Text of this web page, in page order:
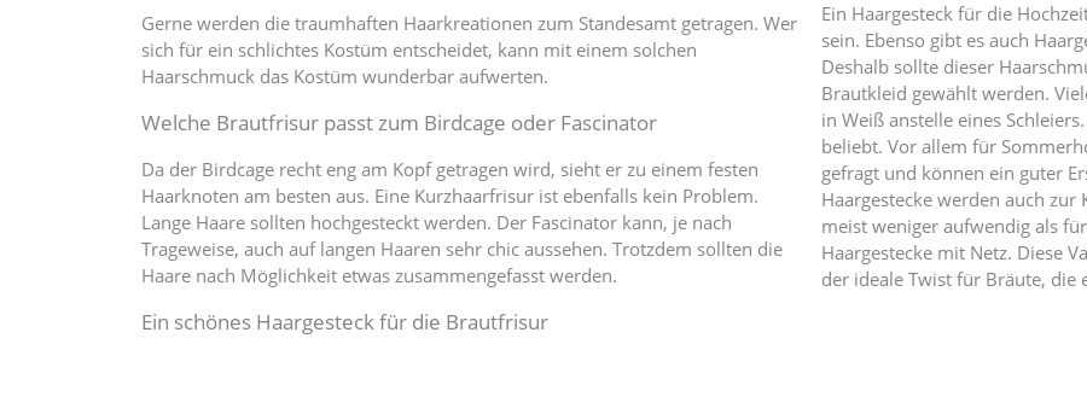
Gerne werden die traumhaften Haarkreationen zum Standesamt getragen. Wer
sich für ein schlichtes Kostüm entscheidet, kann mit einem solchen
Haarschmuck das Kostüm wunderbar aufwerten.
Welche Brautfrisur passt zum Birdcage oder Fascinator
Da der Birdcage recht eng am Kopf getragen wird, sieht er zu einem festen
Haarknoten am besten aus. Eine Kurzhaarfrisur ist ebenfalls kein Problem.
Lange Haare sollten hochgesteckt werden. Der Fascinator kann, je nach
Trageweise, auch auf langen Haaren sehr chic aussehen. Trotzdem sollten die
Haare nach Möglichkeit etwas zusammengefasst werden.
Ein schönes Haargesteck für die Brautfrisur
Ein Haargesteck für die
sein. Ebenso gibt es auch
Deshalb sollte dieser
Brautkleid gewählt werden.
in Weiß anstelle eines
beliebt. Vor allem für
gefragt und können ein guter
Haargestecke werden auch
meist weniger aufwendig als
Haargestecke mit Netz. Diese
der ideale Twist für Bräute, die